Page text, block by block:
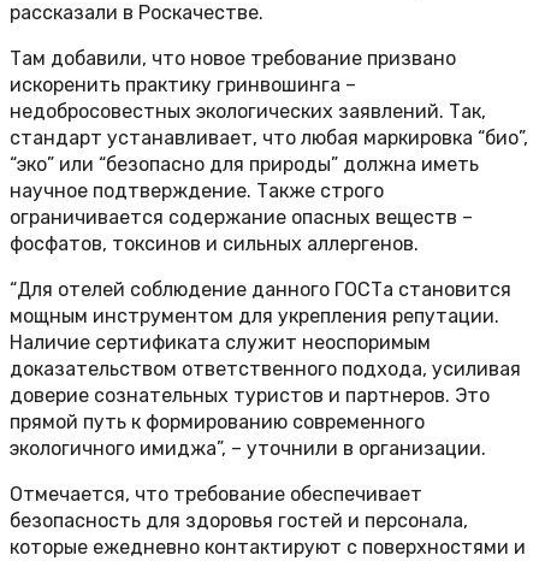
рассказали в Роскачестве.
Там добавили, что новое требование призвано
искоренить практику гринвошинга –
недобросовестных экологических заявлений. Так,
стандарт устанавливает, что любая маркировка “био”,
“эко” или “безопасно для природы” должна иметь
научное подтверждение. Также строго
ограничивается содержание опасных веществ –
фосфатов, токсинов и сильных аллергенов.
“Для отелей соблюдение данного ГОСТа становится
мощным инструментом для укрепления репутации.
Наличие сертификата служит неоспоримым
доказательством ответственного подхода, усиливая
доверие сознательных туристов и партнеров. Это
прямой путь к формированию современного
экологичного имиджа”, – уточнили в организации.
Отмечается, что требование обеспечивает
безопасность для здоровья гостей и персонала,
которые ежедневно контактируют с поверхностями и